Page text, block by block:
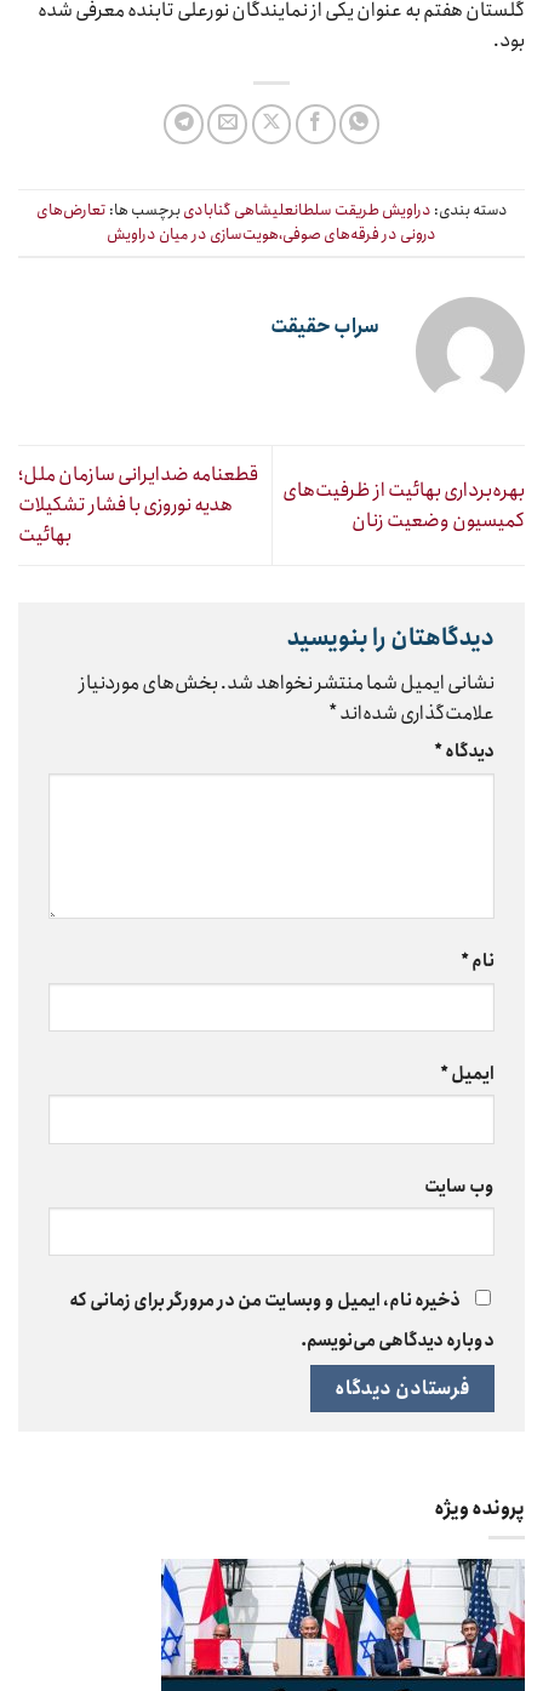
گلستان هفتم به عنوان یکی از نمایندگان نورعلی تابنده معرفی شده
بود.
دسته بندی: دراویش طریقت سلطانعلیشاهی گنابادیبرچسب ها: تعارض‌های
درونی در فرقه‌های صوفی،هویت‌سازی در میان دراویش
سراب حقیقت
بهره‌برداری بهائیت از ظرفیت‌های
کمیسیون وضعیت زنان
قطعنامه ضدایرانی سازمان ملل؛
هدیه نوروزی با فشار تشکیلات
بهائیت
دیدگاهتان را بنویسید
نشانی ایمیل شما منتشر نخواهد شد.بخش‌های موردنیاز
علامت‌گذاری شده‌اند*
دیدگاه*
نام*
ایمیل*
وب‌ سایت
ذخیره نام، ایمیل و وبسایت من در مرورگر برای زمانی که
دوباره دیدگاهی می‌نویسم.
پرونده ویژه